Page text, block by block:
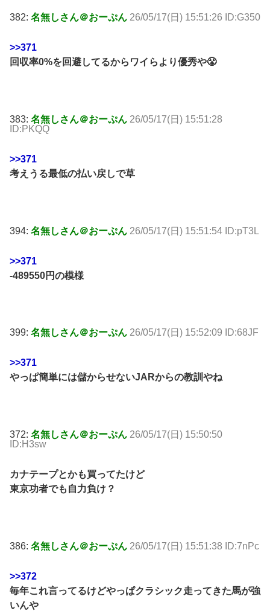
382: 名無しさん＠おーぷん 26/05/17(日) 15:51:26 ID:G350
>>371
回収率0%を回避してるからワイらより優秀や😤
383: 名無しさん＠おーぷん 26/05/17(日) 15:51:28
ID:PKQQ
>>371
考えうる最低の払い戻しで草
394: 名無しさん＠おーぷん 26/05/17(日) 15:51:54 ID:pT3L
>>371
-489550円の模様
399: 名無しさん＠おーぷん 26/05/17(日) 15:52:09 ID:68JF
>>371
やっぱ簡単には儲からせないJARからの教訓やね
372: 名無しさん＠おーぷん 26/05/17(日) 15:50:50
ID:H3sw
カナテープとかも買ってたけど
東京功者でも自力負け？
386: 名無しさん＠おーぷん 26/05/17(日) 15:51:38 ID:7nPc
>>372
毎年これ言ってるけどやっぱクラシック走ってきた馬が強
いんや